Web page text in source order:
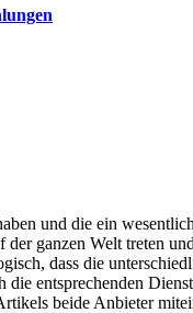
und die ein
ganzen Welt treten
dass die
entsprechenden
beide Anbieter